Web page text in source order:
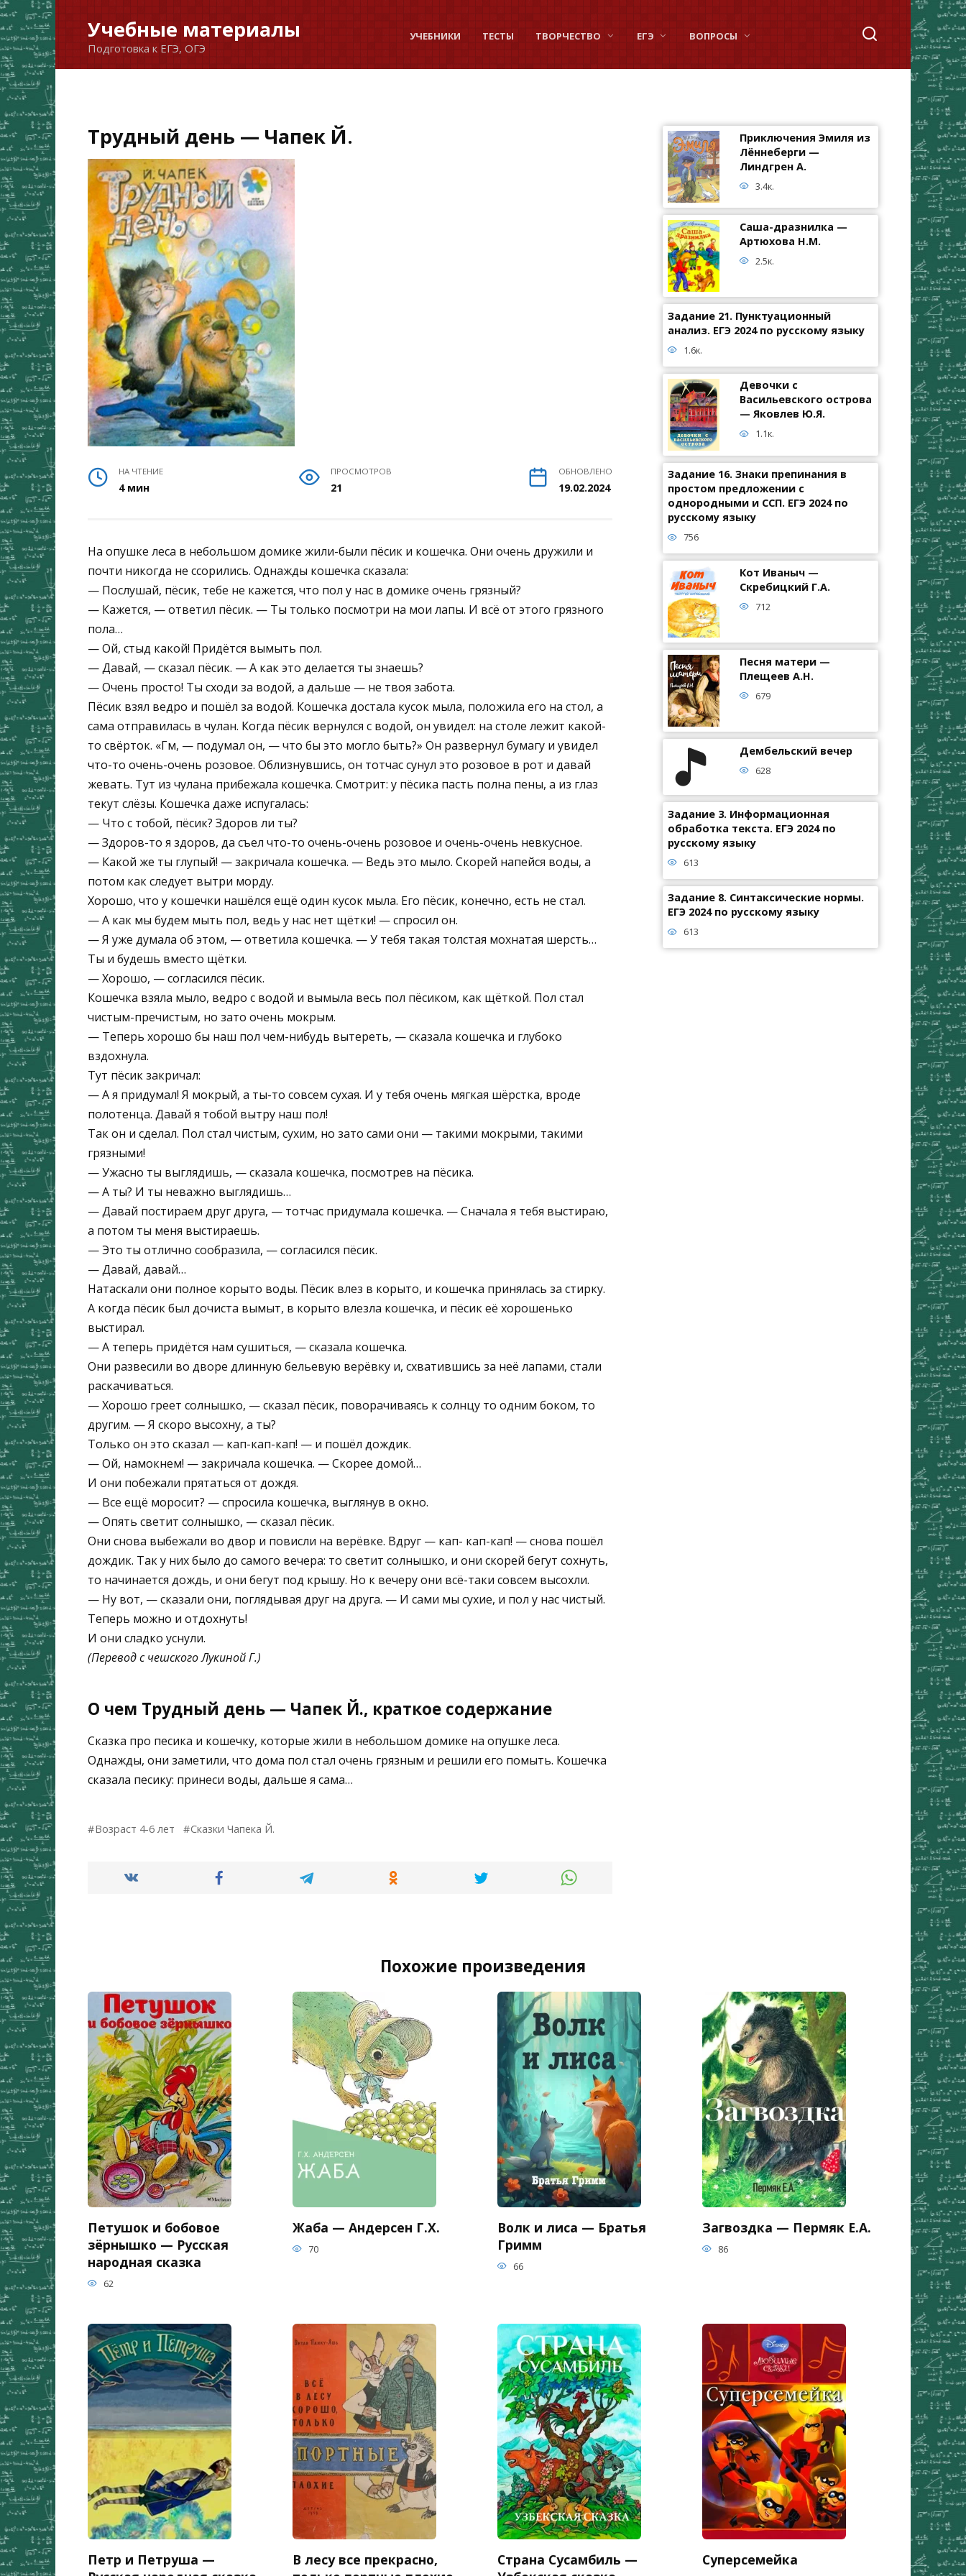
Перейти
к
содержанию
Учебные материалы
Подготовка к ЕГЭ, ОГЭ
УЧЕБНИКИ ТЕСТЫ ТВОРЧЕСТВО ЕГЭ ВОПРОСЫ
Трудный день — Чапек Й.
НА ЧТЕНИЕ
4 мин
ПРОСМОТРОВ
21
ОБНОВЛЕНО
19.02.2024
На опушке леса в небольшом домике жили-были пёсик и кошечка. Они очень дружили и
почти никогда не ссорились. Однажды кошечка сказала:
— Послушай, пёсик, тебе не кажется, что пол у нас в домике очень грязный?
— Кажется, — ответил пёсик. — Ты только посмотри на мои лапы. И всё от этого грязного
пола…
— Ой, стыд какой! Придётся вымыть пол.
— Давай, — сказал пёсик. — А как это делается ты знаешь?
— Очень просто! Ты сходи за водой, а дальше — не твоя забота.
Пёсик взял ведро и пошёл за водой. Кошечка достала кусок мыла, положила его на стол, а
сама отправилась в чулан. Когда пёсик вернулся с водой, он увидел: на столе лежит какой-
то свёрток. «Гм, — подумал он, — что бы это могло быть?» Он развернул бумагу и увидел
что-то очень-очень розовое. Облизнувшись, он тотчас сунул это розовое в рот и давай
жевать. Тут из чулана прибежала кошечка. Смотрит: у пёсика пасть полна пены, а из глаз
текут слёзы. Кошечка даже испугалась:
— Что с тобой, пёсик? Здоров ли ты?
— Здоров-то я здоров, да съел что-то очень-очень розовое и очень-очень невкусное.
— Какой же ты глупый! — закричала кошечка. — Ведь это мыло. Скорей напейся воды, а
потом как следует вытри морду.
Хорошо, что у кошечки нашёлся ещё один кусок мыла. Его пёсик, конечно, есть не стал.
— А как мы будем мыть пол, ведь у нас нет щётки! — спросил он.
— Я уже думала об этом, — ответила кошечка. — У тебя такая толстая мохнатая шерсть…
Ты и будешь вместо щётки.
— Хорошо, — согласился пёсик.
Кошечка взяла мыло, ведро с водой и вымыла весь пол пёсиком, как щёткой. Пол стал
чистым-пречистым, но зато очень мокрым.
— Теперь хорошо бы наш пол чем-нибудь вытереть, — сказала кошечка и глубоко
вздохнула.
Тут пёсик закричал:
— А я придумал! Я мокрый, а ты-то совсем сухая. И у тебя очень мягкая шёрстка, вроде
полотенца. Давай я тобой вытру наш пол!
Так он и сделал. Пол стал чистым, сухим, но зато сами они — такими мокрыми, такими
грязными!
— Ужасно ты выглядишь, — сказала кошечка, посмотрев на пёсика.
— А ты? И ты неважно выглядишь…
— Давай постираем друг друга, — тотчас придумала кошечка. — Сначала я тебя выстираю,
а потом ты меня выстираешь.
— Это ты отлично сообразила, — согласился пёсик.
— Давай, давай…
Натаскали они полное корыто воды. Пёсик влез в корыто, и кошечка принялась за стирку.
А когда пёсик был дочиста вымыт, в корыто влезла кошечка, и пёсик её хорошенько
выстирал.
— А теперь придётся нам сушиться, — сказала кошечка.
Они развесили во дворе длинную бельевую верёвку и, схватившись за неё лапами, стали
раскачиваться.
— Хорошо греет солнышко, — сказал пёсик, поворачиваясь к солнцу то одним боком, то
другим. — Я скоро высохну, а ты?
Только он это сказал — кап-кап-кап! — и пошёл дождик.
— Ой, намокнем! — закричала кошечка. — Скорее домой…
И они побежали прятаться от дождя.
— Все ещё моросит? — спросила кошечка, выглянув в окно.
— Опять светит солнышко, — сказал пёсик.
Они снова выбежали во двор и повисли на верёвке. Вдруг — кап- кап-кап! — снова пошёл
дождик. Так у них было до самого вечера: то светит солнышко, и они скорей бегут сохнуть,
то начинается дождь, и они бегут под крышу. Но к вечеру они всё-таки совсем высохли.
— Ну вот, — сказали они, поглядывая друг на друга. — И сами мы сухие, и пол у нас чистый.
Теперь можно и отдохнуть!
И они сладко уснули.
(Перевод с чешского Лукиной Г.)
О чем Трудный день — Чапек Й., краткое содержание
Сказка про песика и кошечку, которые жили в небольшом домике на опушке леса.
Однажды, они заметили, что дома пол стал очень грязным и решили его помыть. Кошечка
сказала песику: принеси воды, дальше я сама…
Возраст 4-6 лет Сказки Чапека Й.
Приключения Эмиля из
Лённеберги —
Линдгрен А.
3.4к.
Саша-дразнилка —
Артюхова Н.М.
2.5к.
Задание 21. Пунктуационный
анализ. ЕГЭ 2024 по русскому языку
1.6к.
Девочки с
Васильевского острова
— Яковлев Ю.Я.
1.1к.
Задание 16. Знаки препинания в
простом предложении с
однородными и ССП. ЕГЭ 2024 по
русскому языку
756
Кот Иваныч —
Скребицкий Г.А.
712
Песня матери —
Плещеев А.Н.
679
Дембельский вечер
628
Задание 3. Информационная
обработка текста. ЕГЭ 2024 по
русскому языку
613
Задание 8. Синтаксические нормы.
ЕГЭ 2024 по русскому языку
613
Похожие произведения
Петушок и бобовое
зёрнышко — Русская
народная сказка
62
Жаба — Андерсен Г.Х.
70
Волк и лиса — Братья
Гримм
66
Загвоздка — Пермяк Е.А.
86
Петр и Петруша —
В лесу все прекрасно,
Страна Сусамбиль —
Суперсемейка